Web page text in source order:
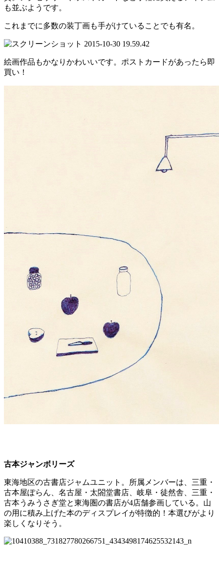
も並ぶようです。
これまでに多数の装丁画も手がけていることでも有名。
絵画作品もかなりかわいいです。ポストカードがあったら即
買い！
古本ジャンボリーズ
東海地区の古書店ジャムユニット。所属メンバーは、三重・
古本屋ぽらん、名古屋・太閤堂書店、岐阜・徒然舎、三重・
古本うみうさぎ堂と東海圏の書店が4店舗参画している。山
の用に積み上げた本のディスプレイが特徴的！本選びがより
楽しくなりそう。